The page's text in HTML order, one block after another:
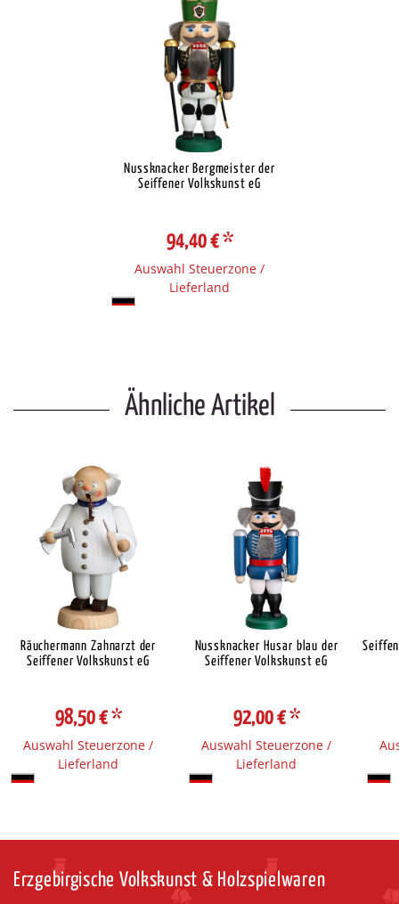
Nussknacker Bergmeister der
Seiffener Volkskunst eG
94,40 €*
Auswahl Steuerzone /
Lieferland
Ähnliche Artikel
Räuchermann Zahnarzt der
Seiffener Volkskunst eG
98,50 €*
Auswahl Steuerzone /
Lieferland
Nussknacker Husar blau der
Seiffener Volkskunst eG
92,00 €*
Auswahl Steuerzone /
Lieferland
Erzgebirgische Volkskunst & Holzspielwaren